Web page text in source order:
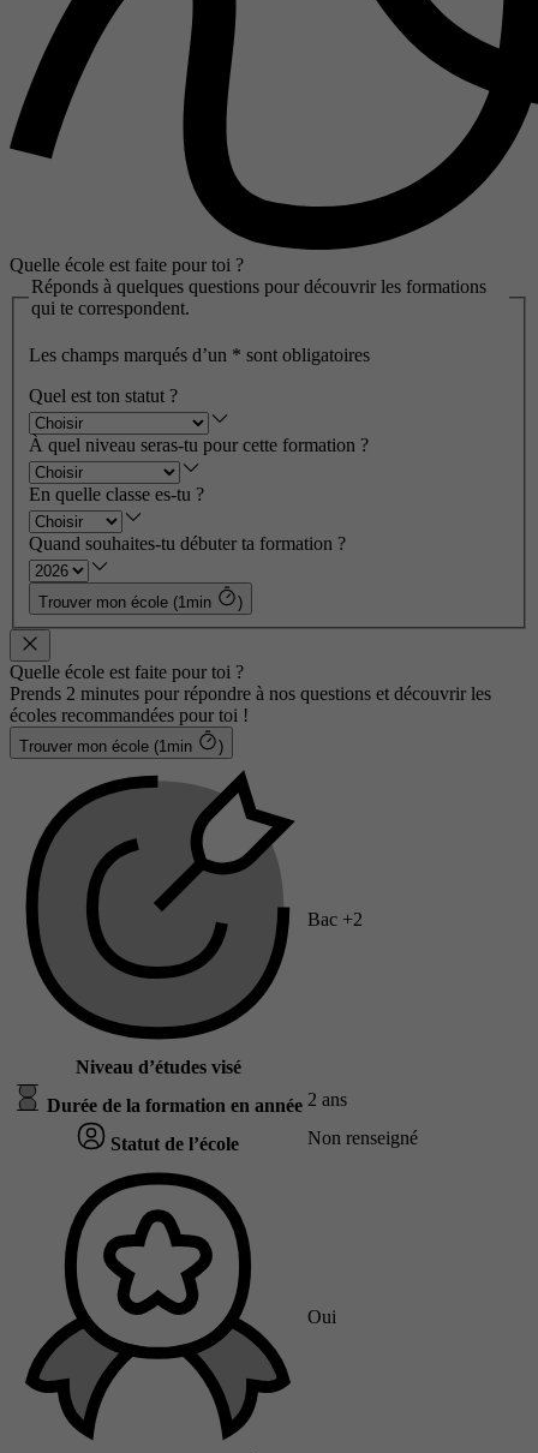
Quelle école est faite pour toi ?
Réponds à quelques questions pour découvrir les formations
qui te correspondent.
Les champs marqués d’un * sont obligatoires
Quel est ton statut ?
À quel niveau seras-tu pour cette formation ?
En quelle classe es-tu ?
Quand souhaites-tu débuter ta formation ?
Trouver mon école (1min )
Quelle école est faite pour toi ?
Prends 2 minutes pour répondre à nos questions et découvrir les
écoles recommandées pour toi !
Trouver mon école (1min )
Niveau d’études visé
Bac +2
Durée de la formation en année 2 ans
Statut de l’école Non renseigné
Oui